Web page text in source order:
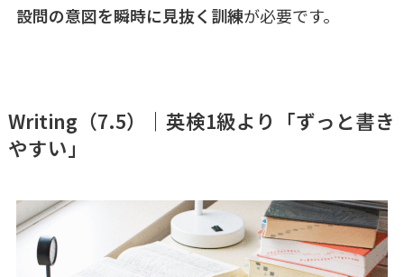
設問の意図を瞬時に見抜く訓練が必要です。
Writing（7.5）｜英検1級より「ずっと書き
やすい」